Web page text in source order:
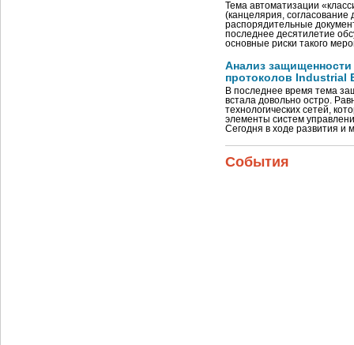
Тема автоматизации
(канцелярия, согласование
распорядительные
последнее десятилетие
основные риски такого
Анализ
протоколов Industrial
В последнее время тема
встала довольно остро.
технологических сетей,
элементы систем
Сегодня в ходе развития
События